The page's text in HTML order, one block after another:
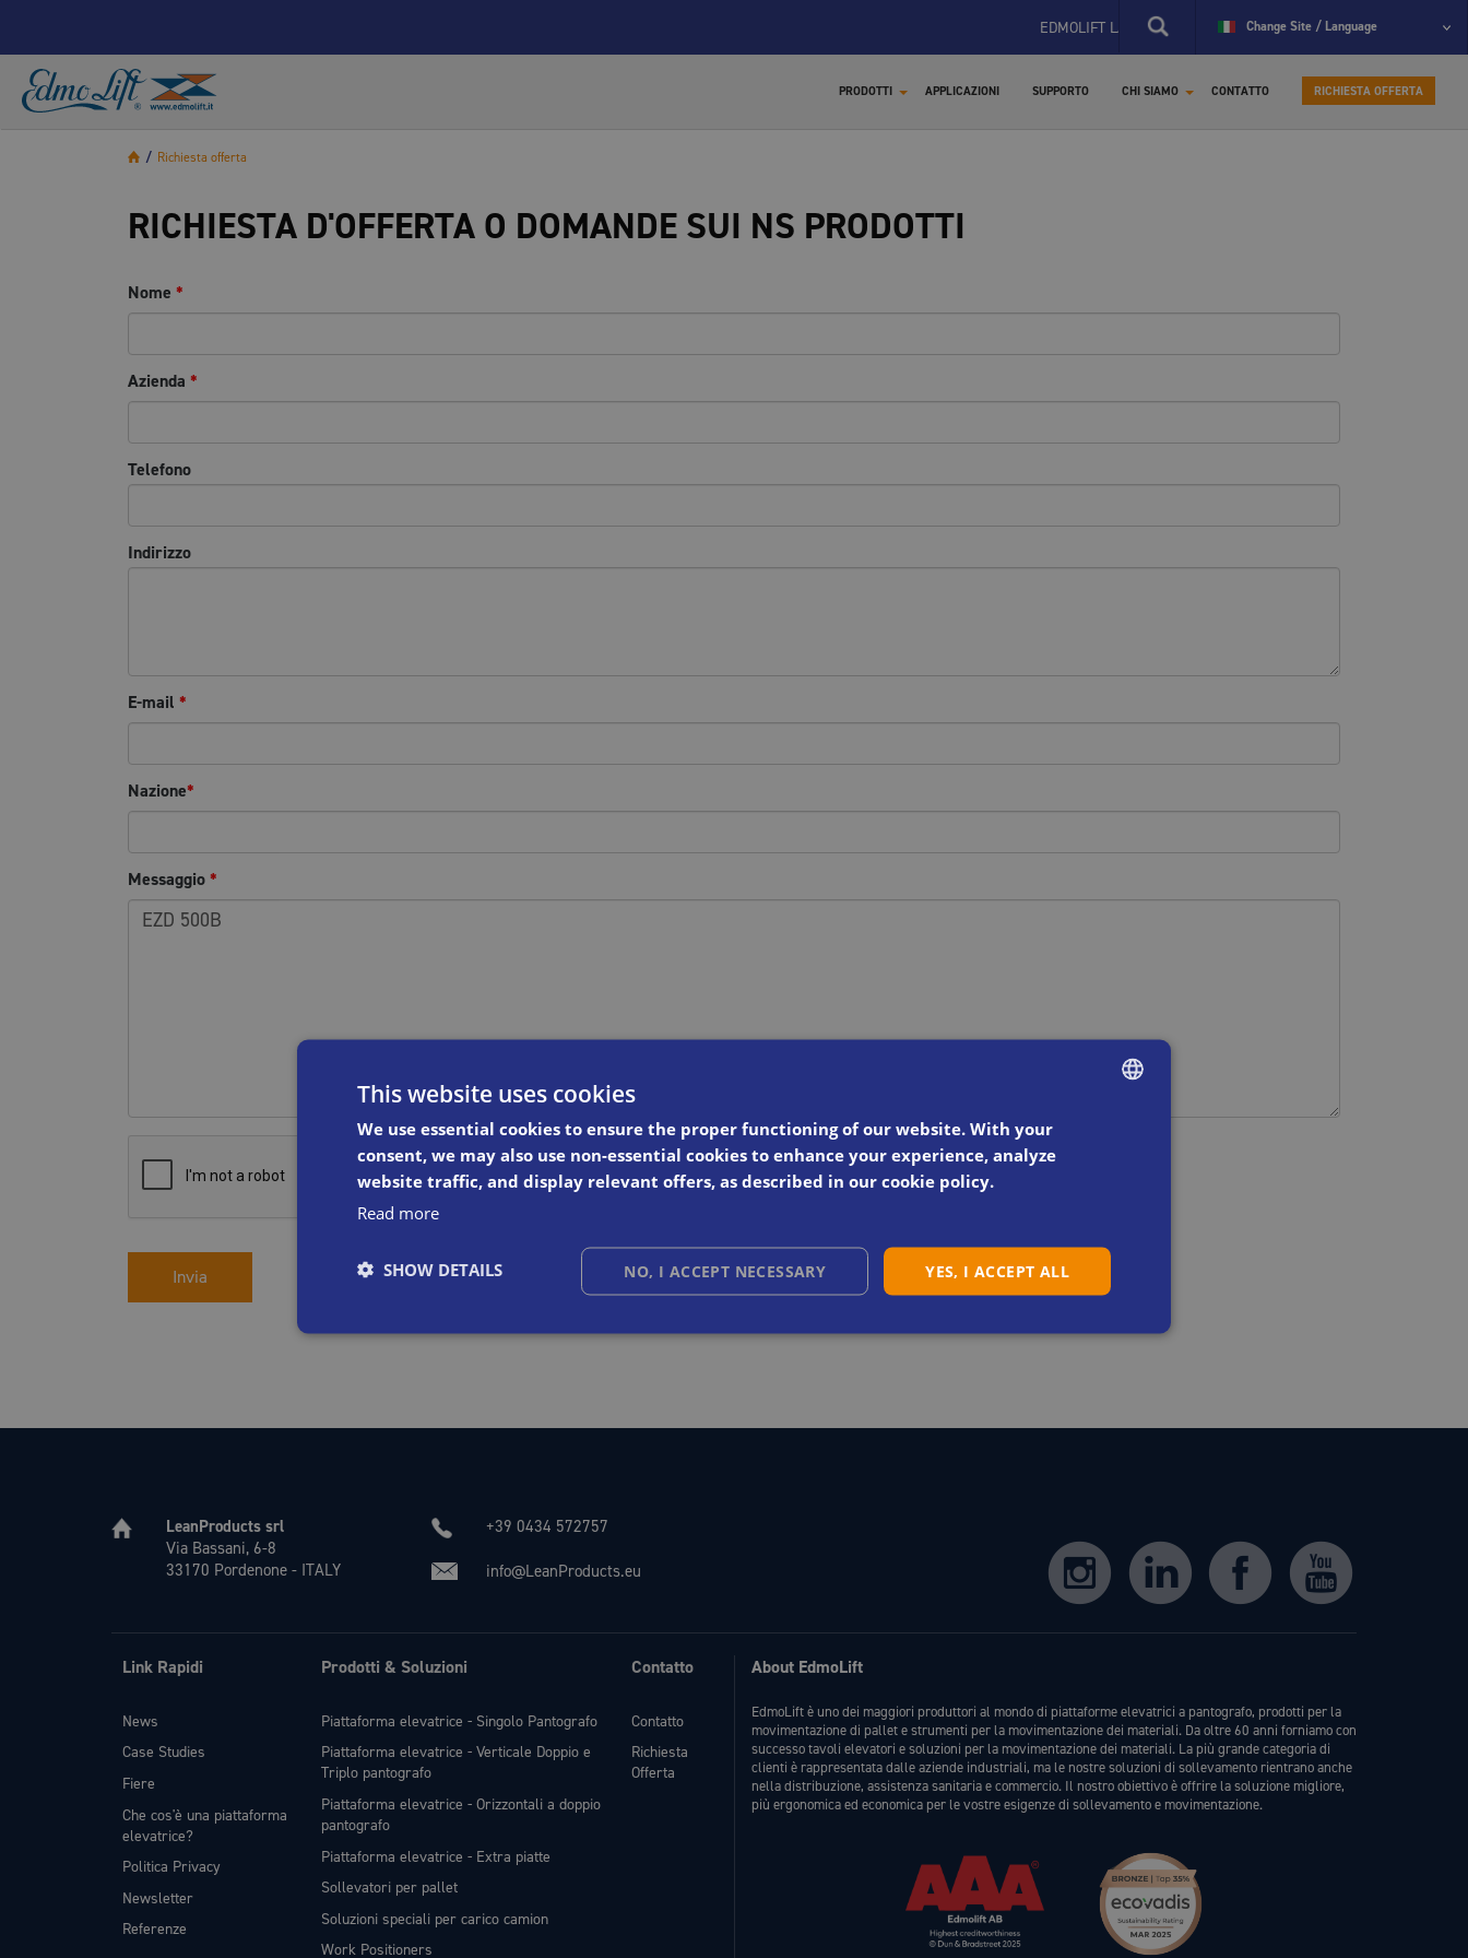
Change Site / Language
EDMOLIFT LANCIA IL NUOVO SITO SPECIFICO PER I RICAMBI
PRODOTTI APPLICAZIONI SUPPORTO CHI SIAMO CONTATTO RICHIESTA OFFERTA
/ Richiesta offerta
RICHIESTA D'OFFERTA O DOMANDE SUI NS PRODOTTI
Nome *
Azienda *
Telefono
Indirizzo
E-mail *
Nazione*
Messaggio *
Invia
LeanProducts srl
Via Bassani, 6-8
33170 Pordenone - ITALY
+39 0434 572757
info@LeanProducts.eu
Link Rapidi
News
Case Studies
Fiere
Che cos'è una piattaforma
elevatrice?
Politica Privacy
Newsletter
Referenze
Prodotti & Soluzioni
Piattaforma elevatrice - Singolo Pantografo
Piattaforma elevatrice - Verticale Doppio e
Triplo pantografo
Piattaforma elevatrice - Orizzontali a doppio
pantografo
Piattaforma elevatrice - Extra piatte
Sollevatori per pallet
Soluzioni speciali per carico camion
Work Positioners
Contatto
Contatto
Richiesta
Offerta
About EdmoLift
EdmoLift è uno dei maggiori produttori al mondo di piattaforme elevatrici a pantografo, prodotti per la
movimentazione di pallet e strumenti per la movimentazione dei materiali. Da oltre 60 anni forniamo con
successo tavoli elevatori e soluzioni per la movimentazione dei materiali. La più grande categoria di
clienti è rappresentata dalle aziende industriali, ma le nostre soluzioni di sollevamento rientrano anche
nella distribuzione, assistenza sanitaria e commercio. Il nostro obiettivo è offrire la soluzione migliore,
più ergonomica ed economica per le vostre esigenze di sollevamento e movimentazione.
DUTCH
FRENCH
This website uses cookies
We use essential cookies to ensure the proper functioning of our website. With your
consent, we may also use non-essential cookies to enhance your experience, analyze
website traffic, and display relevant offers, as described in our cookie policy.
Read more
YES, I ACCEPT ALL
NO, I ACCEPT NECESSARY
SHOW DETAILS